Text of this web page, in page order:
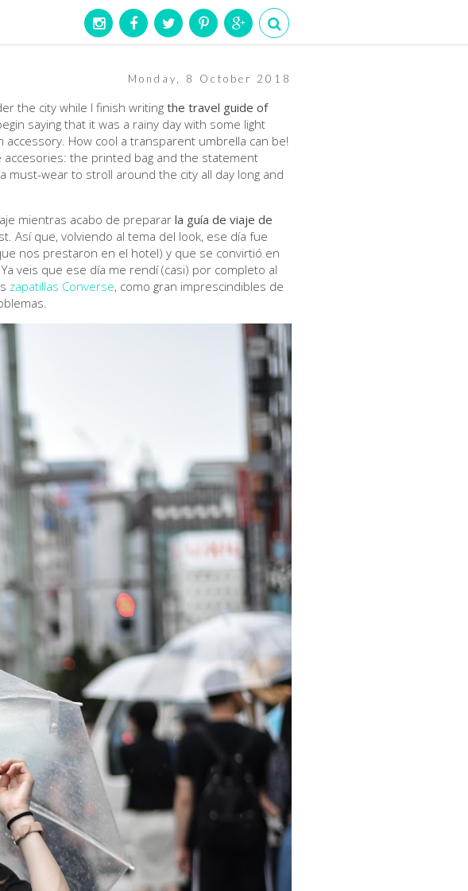
Monday, 8 October 2018
the city while I finish writingthe travel guide of
saying that it was a rainy day with some light
How cool a transparent umbrella can be!
accesories: the printed bag and the statement
must-wear to stroll around the city all day long and
mientras acabo de preparar la guía de viaje de
Así que, volviendo al tema del look, ese día fue
nos prestaron en el hotel) y que se convirtió en
veis que ese día me rendí (casi) por completo al
zapatillas Converse, como gran imprescindibles de